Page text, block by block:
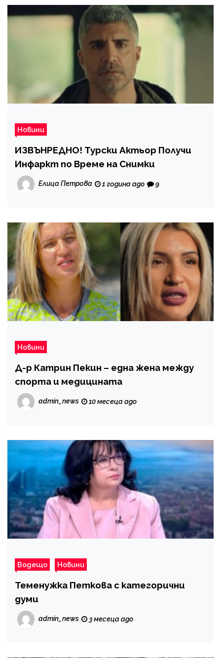
Новини
ИЗВЪНРЕДНО! Турски Актьор Получи
Инфаркт по Време на Снимки
Елица Петрова 1 година ago 9
Новини
Д-р Катрин Пекин – една жена между
спорта и медицината
admin_news 10 месеца ago
Водещо Новини
Теменужка Петкова с категорични
думи
admin_news 3 месеца ago